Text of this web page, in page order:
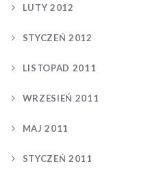
LUTY 2012
STYCZEŃ 2012
LISTOPAD 2011
WRZESIEŃ 2011
MAJ 2011
STYCZEŃ 2011